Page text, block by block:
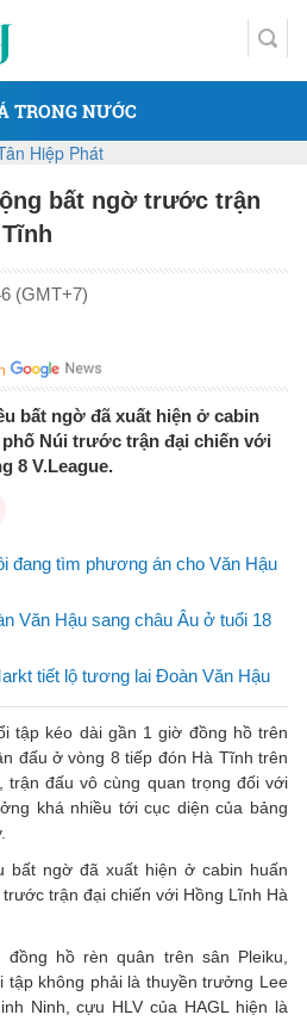
TRONG NƯỚC
bất ngờ trước trận
(GMT+7)
bất ngờ đã xuất hiện ở cabin
Núi trước trận đại chiến với
8 V.League.
đang tìm phương án cho Văn Hậu
Văn Hậu sang châu Âu ở tuổi 18
tiết lộ tương lai Đoàn Văn Hậu
tập kéo dài gần 1 giờ đồng hồ trên
đấu ở vòng 8 tiếp đón Hà Tĩnh trên
trận đấu vô cùng quan trọng đối với
khá nhiều tới cục diện của bảng
bất ngờ đã xuất hiện ở cabin huấn
trận đại chiến với Hồng Lĩnh Hà
hồ rèn quân trên sân Pleiku,
tập không phải là thuyền trưởng Lee
Ninh, cựu HLV của HAGL hiện là